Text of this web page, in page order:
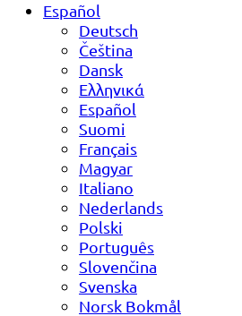
Español
Deutsch
Čeština
Dansk
Ελληνικά
Español
Suomi
Français
Magyar
Italiano
Nederlands
Polski
Português
Slovenčina
Svenska
Norsk Bokmål